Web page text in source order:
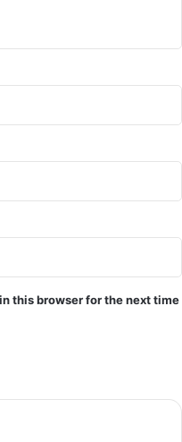
this browser for the next time